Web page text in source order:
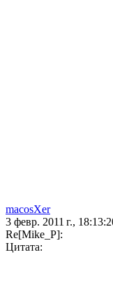
macosXer
3 февр. 2011 г.,
Re[Mike_P]:
Цитата: